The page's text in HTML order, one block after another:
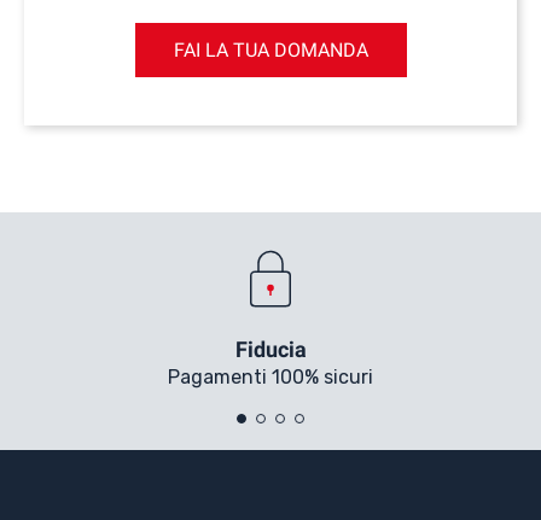
FAI LA TUA DOMANDA
Fiducia
Pagamenti 100% sicuri